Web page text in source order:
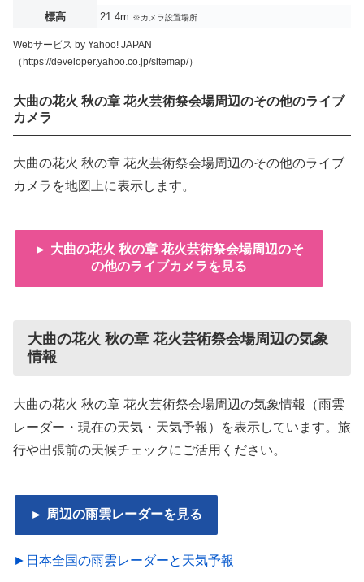
標高
21.4m ※カメラ設置場所
Webサービス by Yahoo! JAPAN
（https://developer.yahoo.co.jp/sitemap/）
大曲の花火 秋の章 花火芸術祭会場周辺のその他のライブ
カメラ
大曲の花火 秋の章 花火芸術祭会場周辺のその他のライブ
カメラを地図上に表示します。
► 大曲の花火 秋の章 花火芸術祭会場周辺のそ
の他のライブカメラを見る
大曲の花火 秋の章 花火芸術祭会場周辺の気象
情報
大曲の花火 秋の章 花火芸術祭会場周辺の気象情報（雨雲
レーダー・現在の天気・天気予報）を表示しています。旅
行や出張前の天候チェックにご活用ください。
► 周辺の雨雲レーダーを見る
►日本全国の雨雲レーダーと天気予報